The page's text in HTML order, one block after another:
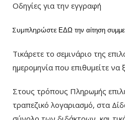
Οδηγίες για την εγγραφή
Συμπληρώστε ΕΔΩ την αίτηση
Τικάρετε το σεμινάριο της
ημερομηνία που επιθυμείτε να
Στους τρόπους Πληρωμής
τραπεζικό λογαριασμό, στα